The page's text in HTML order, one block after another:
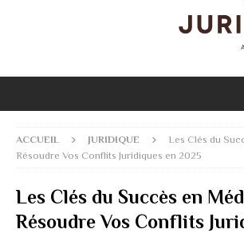
ACCUEIL JURIDIQUE
Les Clés du
Résoudre Vos Conflits Juridiques en 2025
Les Clés du Succès en
Résoudre Vos Conflits